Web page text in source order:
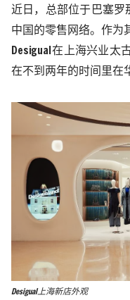
近日， 总部位于巴塞罗
中国的零售网络。作为
Desigual在上海兴业太
在不到两年的时间里在
Desigual上海新店外观